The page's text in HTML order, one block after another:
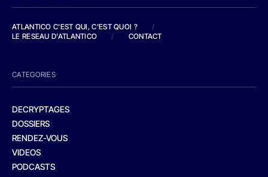
ATLANTICO C'EST QUI, C'EST QUOI ?
/
LE RESEAU D'ATLANTICO
/ CONTACT
CATEGORIES
DECRYPTAGES
DOSSIERS
RENDEZ-VOUS
VIDEOS
PODCASTS